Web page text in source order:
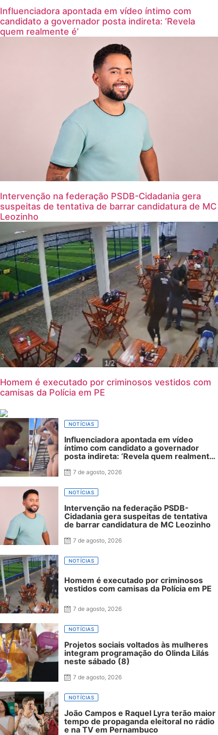
Influenciadora apontada em vídeo íntimo com
candidato a governador posta indireta: ‘Revela
quem realmente é’
Intervenção na federação PSDB-Cidadania gera
suspeitas de tentativa de barrar candidatura de MC
Leozinho
Homem é executado por criminosos vestidos com
camisas da Polícia em PE
NOTÍCIAS
Influenciadora apontada em vídeo
íntimo com candidato a governador
posta indireta: ‘Revela quem realmente
7 de agosto, 2026
NOTÍCIAS
Intervenção na federação PSDB-
Cidadania gera suspeitas de tentativa
de barrar candidatura de MC Leozinho
7 de agosto, 2026
NOTÍCIAS
Homem é executado por criminosos
vestidos com camisas da Polícia em PE
7 de agosto, 2026
NOTÍCIAS
Projetos sociais voltados às mulheres
integram programação do Olinda Lilás
neste sábado (8)
7 de agosto, 2026
NOTÍCIAS
João Campos e Raquel Lyra terão maior
tempo de propaganda eleitoral no rádio
e na TV em Pernambuco